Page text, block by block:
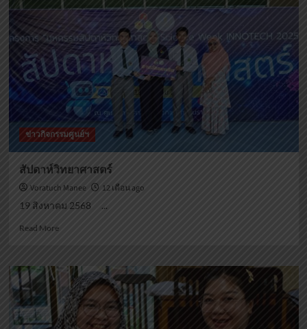
ข่าวกิจกรรมศูนย์ฯ
สัปดาห์วิทยาศาสตร์
Voratuch Manee
12 เดือน ago
19 สิงหาคม 2568 ...
Read MoreRead
สัปดาห์
วิทยาศาสตร์